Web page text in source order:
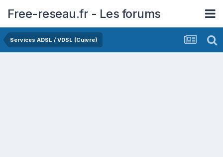
Free-reseau.fr - Les forums
Services ADSL / VDSL (Cuivre)